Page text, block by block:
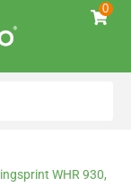
0
WHR 930,